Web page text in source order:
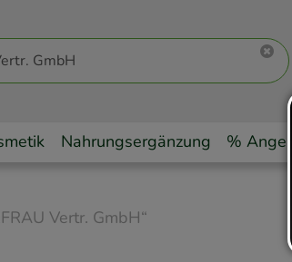
Nahrungsergänzung %
Vertr. GmbH“